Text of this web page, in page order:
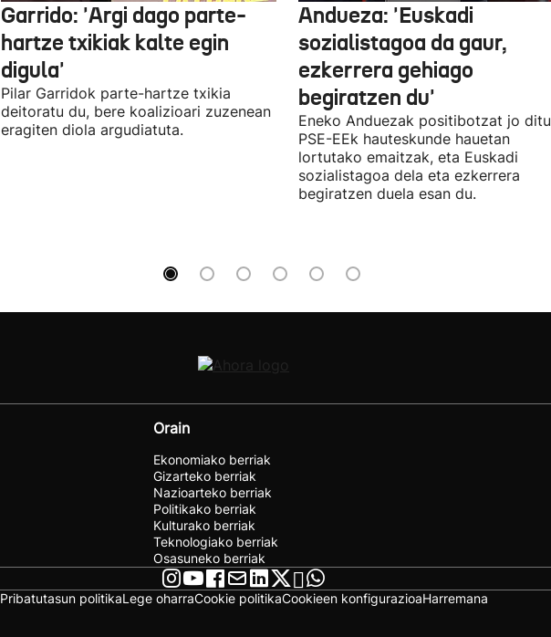
Garrido: 'Argi dago parte-
hartze txikiak kalte egin
digula'
Pilar Garridok parte-hartze txikia
deitoratu du, bere koalizioari zuzenean
eragiten diola argudiatuta.
Andueza: 'Euskadi
sozialistagoa da gaur,
ezkerrera gehiago
begiratzen du'
Eneko Anduezak positibotzat jo ditu
PSE-EEk hauteskunde hauetan
lortutako emaitzak, eta Euskadi
sozialistagoa dela eta ezkerrera
begiratzen duela esan du.
Orain
Ekonomiako berriak
Gizarteko berriak
Nazioarteko berriak
Politikako berriak
Kulturako berriak
Teknologiako berriak
Osasuneko berriak
Pribatutasun politikaLege oharraCookie politikaCookieen konfigurazioaHarremana